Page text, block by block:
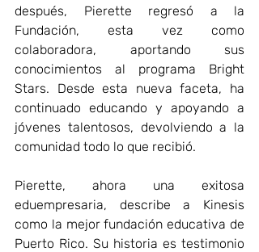
después, Pierette regresó a la
Fundación, esta vez como
colaboradora, aportando sus
conocimientos al programa Bright
Stars. Desde esta nueva faceta, ha
continuado educando y apoyando a
jóvenes talentosos, devolviendo a la
comunidad todo lo que recibió.
Pierette, ahora una exitosa
eduempresaria, describe a Kinesis
como la mejor fundación educativa de
Puerto Rico. Su historia es testimonio